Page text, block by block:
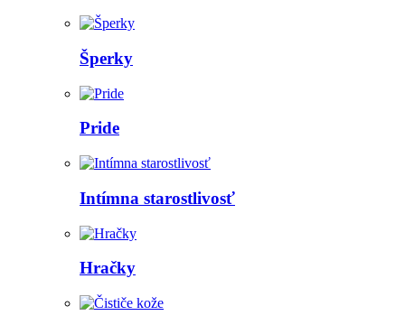
Šperky
Pride
Intímna starostlivosť
Hračky